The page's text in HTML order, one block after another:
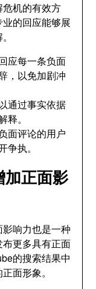
机的有效方
的回应能够展
应每一条负面
，以免加剧冲
通过事实依据
。
面评论的用户
执。
加正面影
响力也是一种
更多具有正面
的搜索结果中
面形象。